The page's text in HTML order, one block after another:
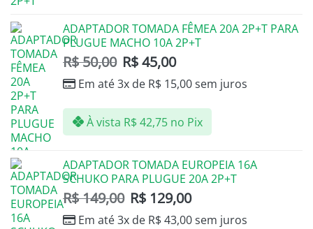
ADAPTADOR TOMADA FÊMEA 20A 2P+T PARA
PLUGUE MACHO 10A 2P+T
R$50,00 R$45,00
Em até 3x de R$ 15,00sem juros
À vista R$42,75 no Pix
ADAPTADOR TOMADA EUROPEIA 16A
SCHUKO PARA PLUGUE 20A 2P+T
R$149,00 R$ 129,00
Em até 3x de R$43,00sem juros